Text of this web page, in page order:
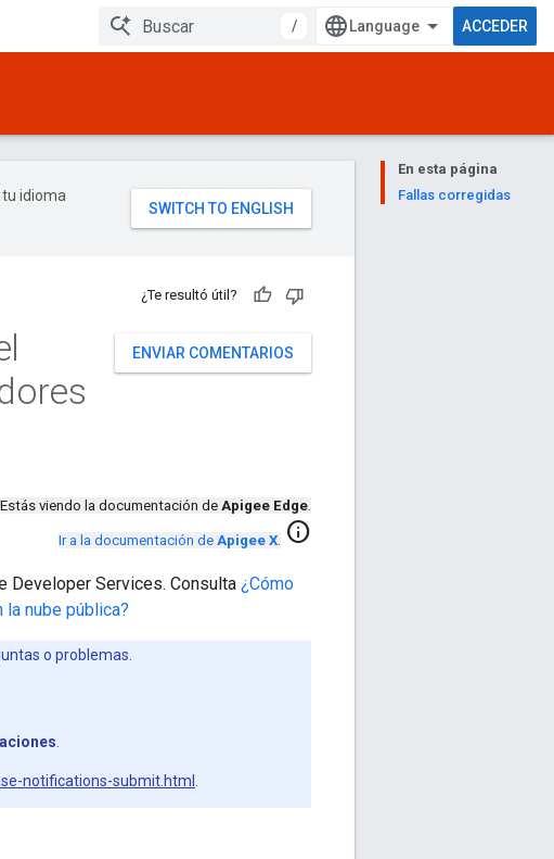
/ ACCEDER
En esta página
Fallas corregidas
idioma
¿Te resultó útil?
ENVIAR COMENTARIOS
Estás viendo la documentación de Apigee Edge.
Ir a la documentación de Apigee X. info
Developer Services. Consulta ¿Cómo
nube pública?
o problemas.
notifications-submit.html